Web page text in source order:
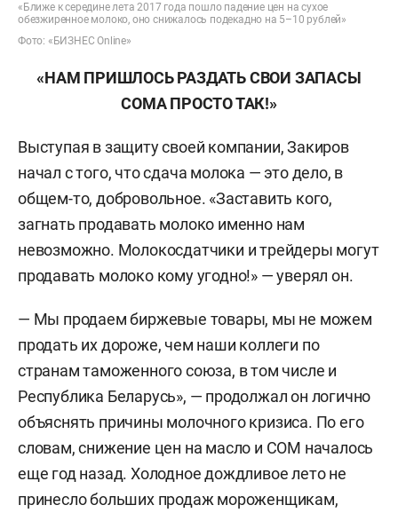
«Ближе к середине лета 2017 года пошло падение цен на сухое
обезжиренное молоко, оно снижалось подекадно на 5–10 рублей»
Фото: «БИЗНЕС Online»
«НАМ ПРИШЛОСЬ РАЗДАТЬ СВОИ ЗАПАСЫ
СОМА ПРОСТО ТАК!»
Выступая в защиту своей компании, Закиров
начал с того, что сдача молока — это дело, в
общем-то, добровольное. «Заставить кого,
загнать продавать молоко именно нам
невозможно. Молокосдатчики и трейдеры могут
продавать молоко кому угодно!» — уверял он.
— Мы продаем биржевые товары, мы не можем
продать их дороже, чем наши коллеги по
странам таможенного союза, в том числе и
Республика Беларусь», — продолжал он логично
объяснять причины молочного кризиса. По его
словам, снижение цен на масло и СОМ началось
еще год назад. Холодное дождливое лето не
принесло больших продаж мороженщикам,